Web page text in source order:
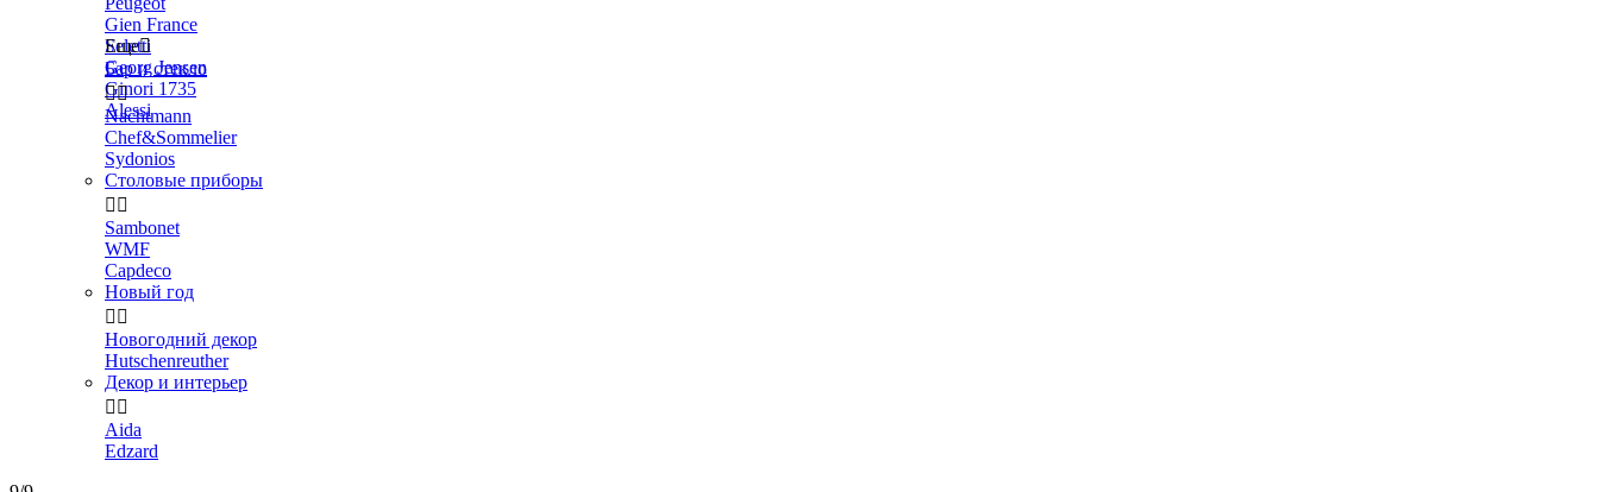
Gien France
Seletti
Georg Jensen
Ginori 1735
Alessi
Еще
Бар и стекло

Nachtmann
Chef&Sommelier
Sydonios
Столовые приборы
 
Sambonet
WMF
Capdeco
Новый год
 
Новогодний декор
Hutschenreuther
Декор и интерьер
 
Aida
Edzard